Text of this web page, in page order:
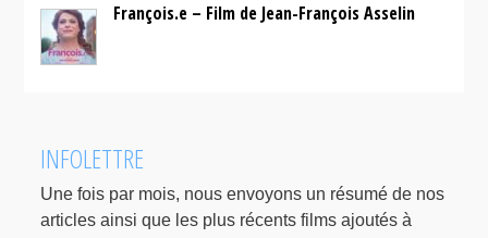
François.e – Film de Jean-François Asselin
INFOLETTRE
Une fois par mois, nous envoyons un résumé de nos
articles ainsi que les plus récents films ajoutés à